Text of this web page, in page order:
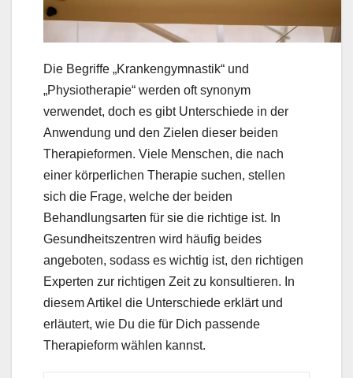
Die Begriffe „Krankengymnastik“ und
„Physiotherapie“ werden oft synonym
verwendet, doch es gibt Unterschiede in der
Anwendung und den Zielen dieser beiden
Therapieformen. Viele Menschen, die nach
einer körperlichen Therapie suchen, stellen
sich die Frage, welche der beiden
Behandlungsarten für sie die richtige ist. In
Gesundheitszentren wird häufig beides
angeboten, sodass es wichtig ist, den richtigen
Experten zur richtigen Zeit zu konsultieren. In
diesem Artikel die Unterschiede erklärt und
erläutert, wie Du die für Dich passende
Therapieform wählen kannst.